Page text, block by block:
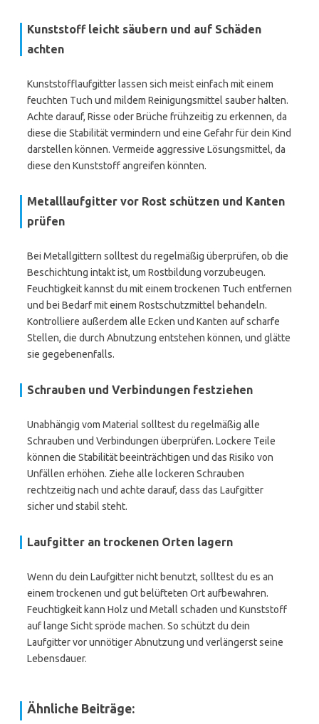
Kunststoff leicht säubern und auf Schäden
achten
Kunststofflaufgitter lassen sich meist einfach mit einem
feuchten Tuch und mildem Reinigungsmittel sauber halten.
Achte darauf, Risse oder Brüche frühzeitig zu erkennen, da
diese die Stabilität vermindern und eine Gefahr für dein Kind
darstellen können. Vermeide aggressive Lösungsmittel, da
diese den Kunststoff angreifen könnten.
Metalllaufgitter vor Rost schützen und Kanten
prüfen
Bei Metallgittern solltest du regelmäßig überprüfen, ob die
Beschichtung intakt ist, um Rostbildung vorzubeugen.
Feuchtigkeit kannst du mit einem trockenen Tuch entfernen
und bei Bedarf mit einem Rostschutzmittel behandeln.
Kontrolliere außerdem alle Ecken und Kanten auf scharfe
Stellen, die durch Abnutzung entstehen können, und glätte
sie gegebenenfalls.
Schrauben und Verbindungen festziehen
Unabhängig vom Material solltest du regelmäßig alle
Schrauben und Verbindungen überprüfen. Lockere Teile
können die Stabilität beeinträchtigen und das Risiko von
Unfällen erhöhen. Ziehe alle lockeren Schrauben
rechtzeitig nach und achte darauf, dass das Laufgitter
sicher und stabil steht.
Laufgitter an trockenen Orten lagern
Wenn du dein Laufgitter nicht benutzt, solltest du es an
einem trockenen und gut belüfteten Ort aufbewahren.
Feuchtigkeit kann Holz und Metall schaden und Kunststoff
auf lange Sicht spröde machen. So schützt du dein
Laufgitter vor unnötiger Abnutzung und verlängerst seine
Lebensdauer.
Ähnliche Beiträge: